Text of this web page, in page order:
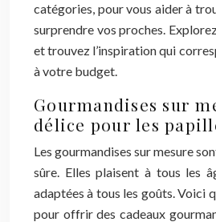
catégories, pour vous aider à
surprendre vos proches.
et trouvez l’inspiration qui
à votre budget.
Gourmandises sur
délice pour les
Les gourmandises sur mesure
sûre. Elles plaisent à tous les
adaptées à tous les goûts. Voici
pour offrir des cadeaux